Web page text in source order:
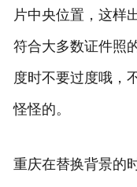
片中央位置，这样
符合大多数证件照
度时不要过度哦，
怪怪的。
重庆在替换背景的